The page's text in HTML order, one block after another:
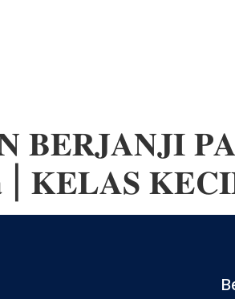
𝐁𝐄𝐑𝐉𝐀𝐍𝐉𝐈
| 𝐊𝐄𝐋𝐀𝐒